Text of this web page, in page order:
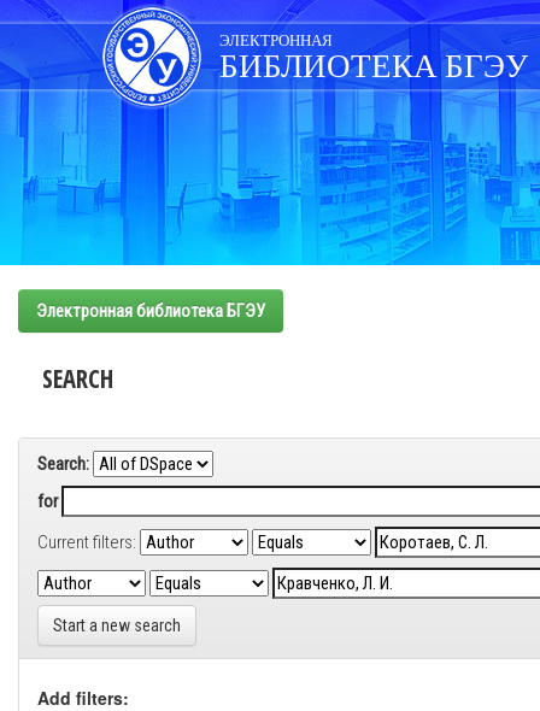
Skip
navigation
ЭЛЕКТРОННАЯ
БИБЛИОТЕКА БГЭУ
Электронная библиотека БГЭУ
SEARCH
Search:
for
Current filters:
Start a new search
Add filters: